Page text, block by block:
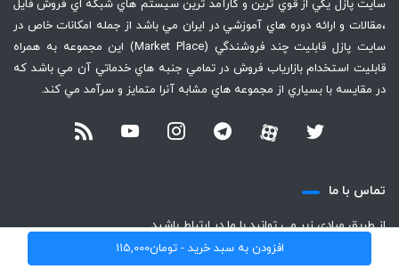
افزودن به سبد خرید -تومان115,000
سايت پازل يكي از قوي ترين و كارآمد ترين سيستم هاي شبكه اي فروش فايل
،‌مقالات و ارائه دوره هاي آموزشي در ايران مي باشد از جمله امكانات خاص در
سايت پازل قابليت چند فروشندگي (Market Place) اين مجموعه به همراه
قابليت استخدام بازارياب فروش در تمامي جنبه هاي خدماتي آن مي باشد كه
در مقايسه با بسياري از مجموعه هاي مشابه آنرا متمايز و سرآمد مي كند.
تماس با ما
از طريق مبادي زير مي توانيد با ما در ارتباط باشيد